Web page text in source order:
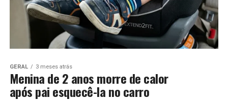
GERAL 3 meses atrás
Menina de 2 anos morre de calor
após pai esquecê-la no carro